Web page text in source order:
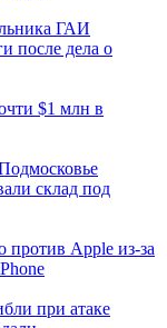
ГАИ
после дела о
$1 млн в
склад под
против Apple из-за
при атаке